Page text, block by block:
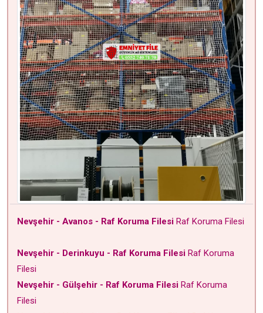
Nevşehir - Avanos - Raf Koruma Filesi Raf Koruma Filesi
Nevşehir - Derinkuyu - Raf Koruma Filesi Raf Koruma
Filesi
Nevşehir - Gülşehir - Raf Koruma Filesi Raf Koruma
Filesi